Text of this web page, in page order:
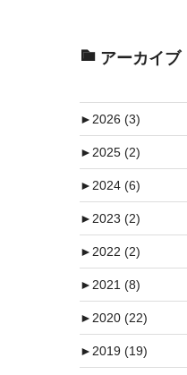
アーカイブ
►2026 (3)
►2025 (2)
►2024 (6)
►2023 (2)
►2022 (2)
►2021 (8)
►2020 (22)
►2019 (19)